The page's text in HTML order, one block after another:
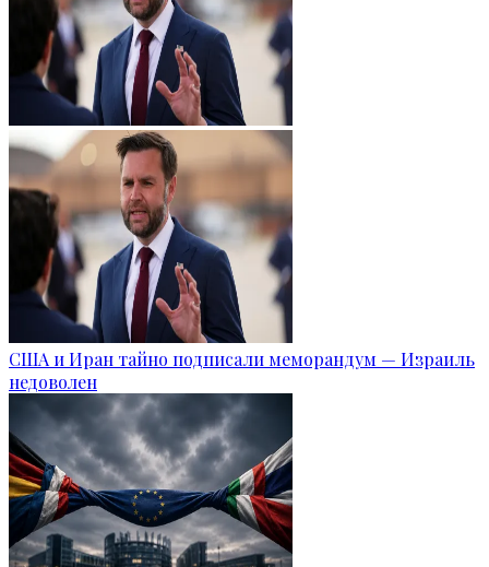
США и Иран тайно подписали меморандум — Израиль
недоволен